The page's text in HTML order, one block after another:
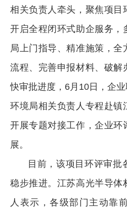
相关负责人牵头，聚焦项目
开启全程闭环式助企服务，
局上门指导、精准施策，全
流程、完善申报材料、破解
快审批进度，6月10日，企
环境局相关负责人专程赴镇
开展专题对接工作，企业环
展。
目前，该项目环评审批
稳步推进。江苏高光半导体
人表示，各级部门主动靠